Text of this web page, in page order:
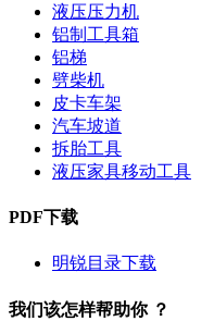
液压压力机
铝制工具箱
铝梯
劈柴机
皮卡车架
汽车坡道
拆胎工具
液压家具移动工具
PDF下载
明锐目录下载
我们该怎样帮助你 ？